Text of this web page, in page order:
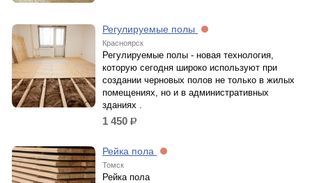
Регулируемые полы
Красноярск
Регулируемые полы - новая технология,
которую сегодня широко используют при
создании черновых полов не только в жилых
помещениях, но и в административных
зданиях .
1 450 р.
Рейка пола
Томск
Рейка пола